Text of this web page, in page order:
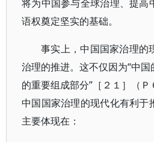
将为中国参与全球治理、提高
语权奠定坚实的基础。
事实上，中国国家治理的
治理的推进。这不仅因为“中
的重要组成部分”［２１］（Ｐ
中国国家治理的现代化有利于
主要体现在：